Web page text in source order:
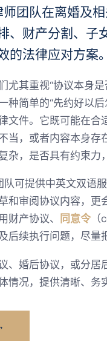
团队在离婚及
、财产分割、子
的法律应对方案。
尤其重视“协议本身
种简单的“先约好以
文件。它既可能在
当，或者内容本身
杂，是否具有约束
可提供中英文双语
和审阅协议内容，
财产协议、
同意令
后续执行问题，尽
、婚后协议，或分
情况，提供清晰、务